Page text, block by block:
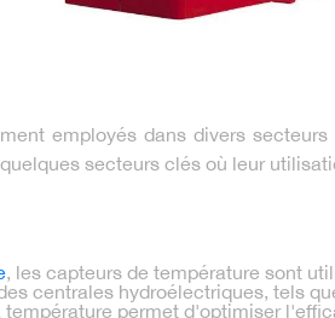
employés dans divers
secteurs clés où leur
, les capteurs de température sont
centrales hydroélectriques, tels
permet d'optimiser